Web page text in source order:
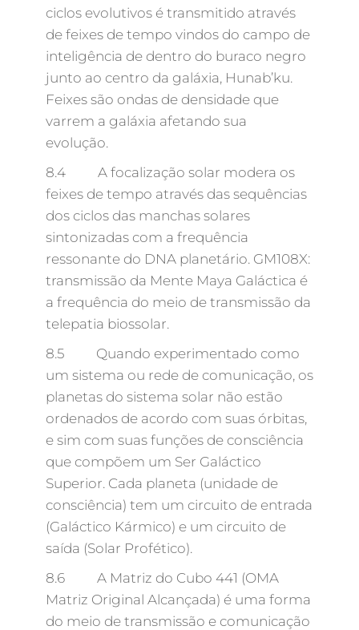
ciclos evolutivos é transmitido através
de feixes de tempo vindos do campo de
inteligência de dentro do buraco negro
junto ao centro da galáxia, Hunab’ku.
Feixes são ondas de densidade que
varrem a galáxia afetando sua
evolução.
8.4 A focalização solar modera os
feixes de tempo através das sequências
dos ciclos das manchas solares
sintonizadas com a frequência
ressonante do DNA planetário. GM108X:
transmissão da Mente Maya Galáctica é
a frequência do meio de transmissão da
telepatia biossolar.
8.5 Quando experimentado como
um sistema ou rede de comunicação, os
planetas do sistema solar não estão
ordenados de acordo com suas órbitas,
e sim com suas funções de consciência
que compõem um Ser Galáctico
Superior. Cada planeta (unidade de
consciência) tem um circuito de entrada
(Galáctico Kármico) e um circuito de
saída (Solar Profético).
8.6 A Matriz do Cubo 441 (OMA
Matriz Original Alcançada) é uma forma
do meio de transmissão e comunicação